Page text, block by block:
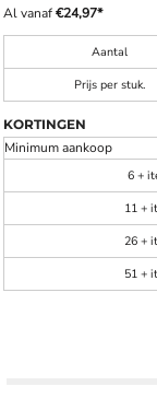
Al vanaf€24,97*
Aantal
Prijs per stuk.
KORTINGEN
Minimum aankoop
6 +
11 +
26 +
51 +